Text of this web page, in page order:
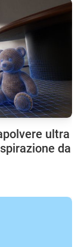
ultra
da